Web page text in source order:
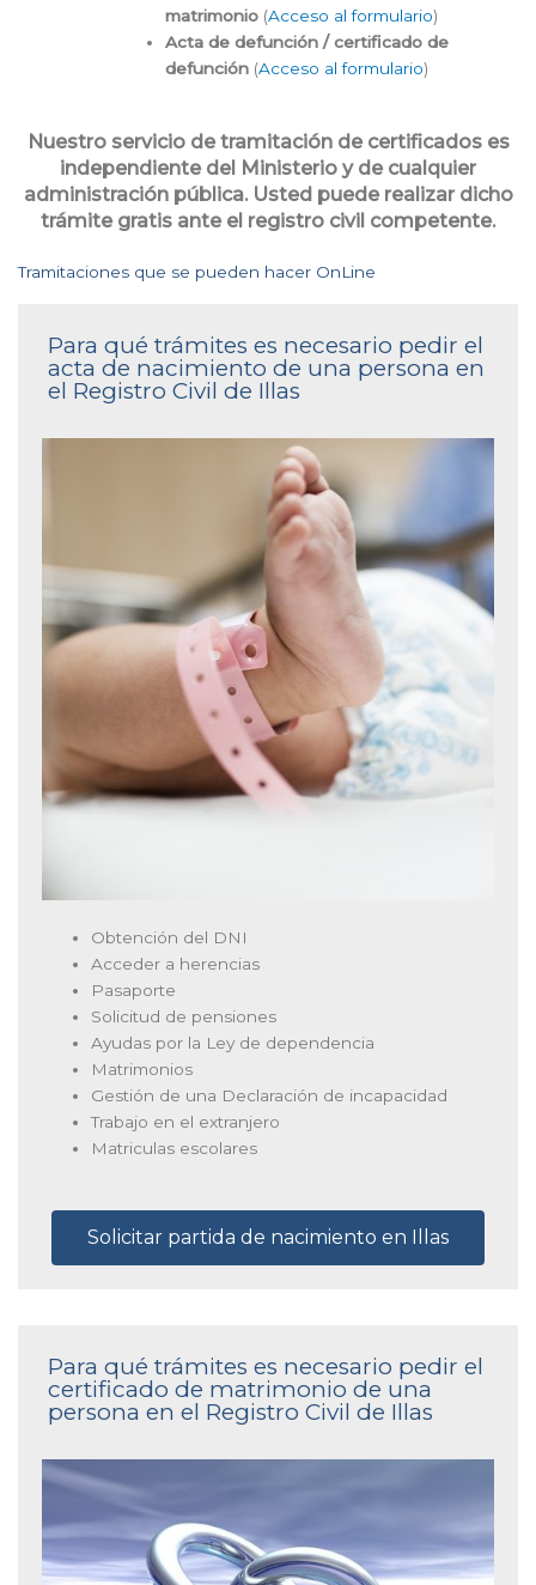
matrimonio (Acceso al formulario)
Acta de defunción / certificado de
defunción (Acceso al formulario)
Nuestro servicio de tramitación de certificados es
independiente del Ministerio y de cualquier
administración pública. Usted puede realizar dicho
trámite gratis ante el registro civil competente.
Tramitaciones que se pueden hacer OnLine
Para qué trámites es necesario pedir el
acta de nacimiento de una persona en
el Registro Civil de Illas
Obtención del DNI
Acceder a herencias
Pasaporte
Solicitud de pensiones
Ayudas por la Ley de dependencia
Matrimonios
Gestión de una Declaración de incapacidad
Trabajo en el extranjero
Matriculas escolares
Solicitar partida de nacimiento en Illas
Para qué trámites es necesario pedir el
certificado de matrimonio de una
persona en el Registro Civil de Illas